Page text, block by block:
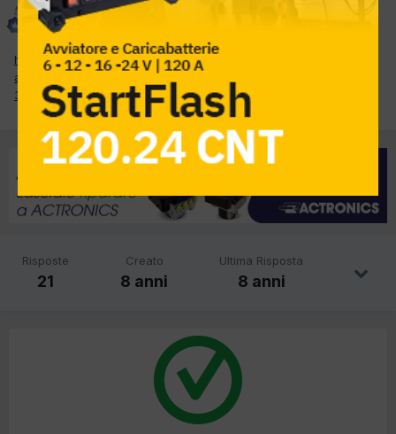
Inviato
http://www.corriere.it/economia/17_ottobre_23/auto-elettrica-l-
allarme-concessionari-rischio-mezzo-milioni-lavoratori-
303ea77a-b7f1-11e7-aa18-cabdc275da27.shtml?refresh_ce-cp
Risposte
21
Creato
8 anni
Ultima Risposta
8 anni